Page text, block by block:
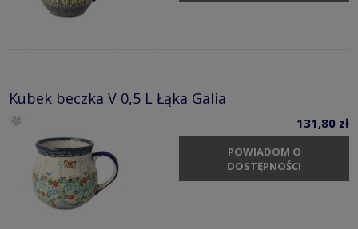
Kubek beczka V 0,5 L Łąka Galia
131,80 zł
POWIADOM O
DOSTĘPNOŚCI